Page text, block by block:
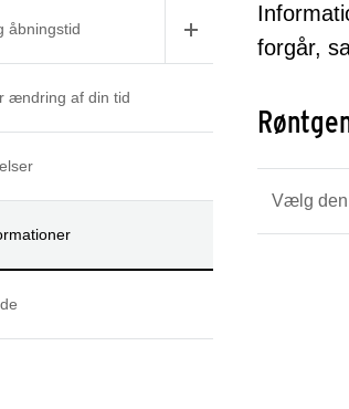
åbningstid
ændring af din tid
forgår,
Vælg den